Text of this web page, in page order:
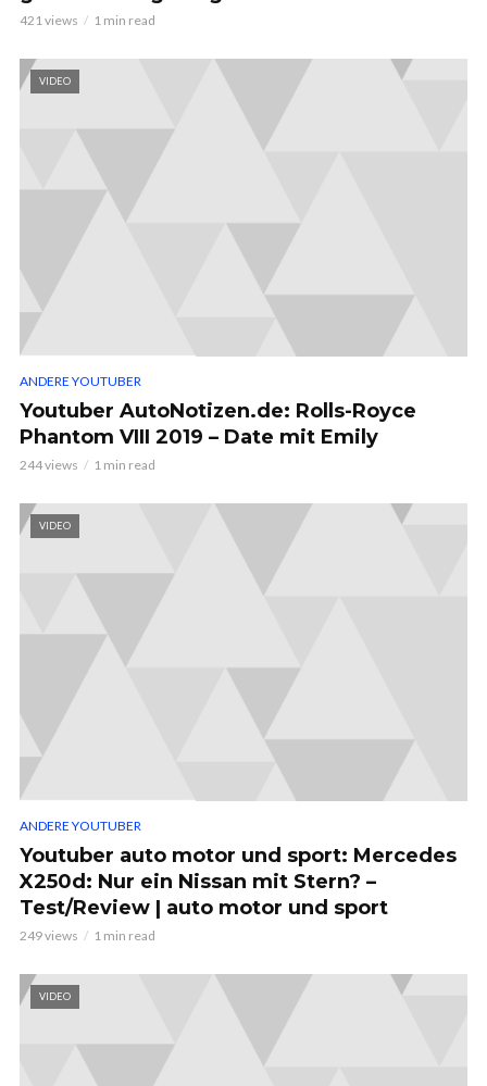
421 views 1 min read
VIDEO
ANDERE YOUTUBER
Youtuber AutoNotizen.de: Rolls-Royce
Phantom VIII 2019 – Date mit Emily
244 views 1 min read
VIDEO
ANDERE YOUTUBER
Youtuber auto motor und sport: Mercedes
X250d: Nur ein Nissan mit Stern? –
Test/Review | auto motor und sport
249 views 1 min read
VIDEO